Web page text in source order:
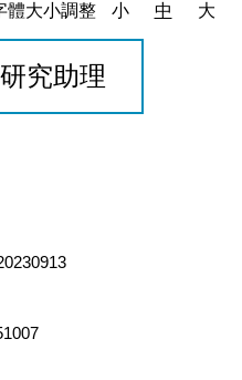
體大小調整 小 中 大
研究助理